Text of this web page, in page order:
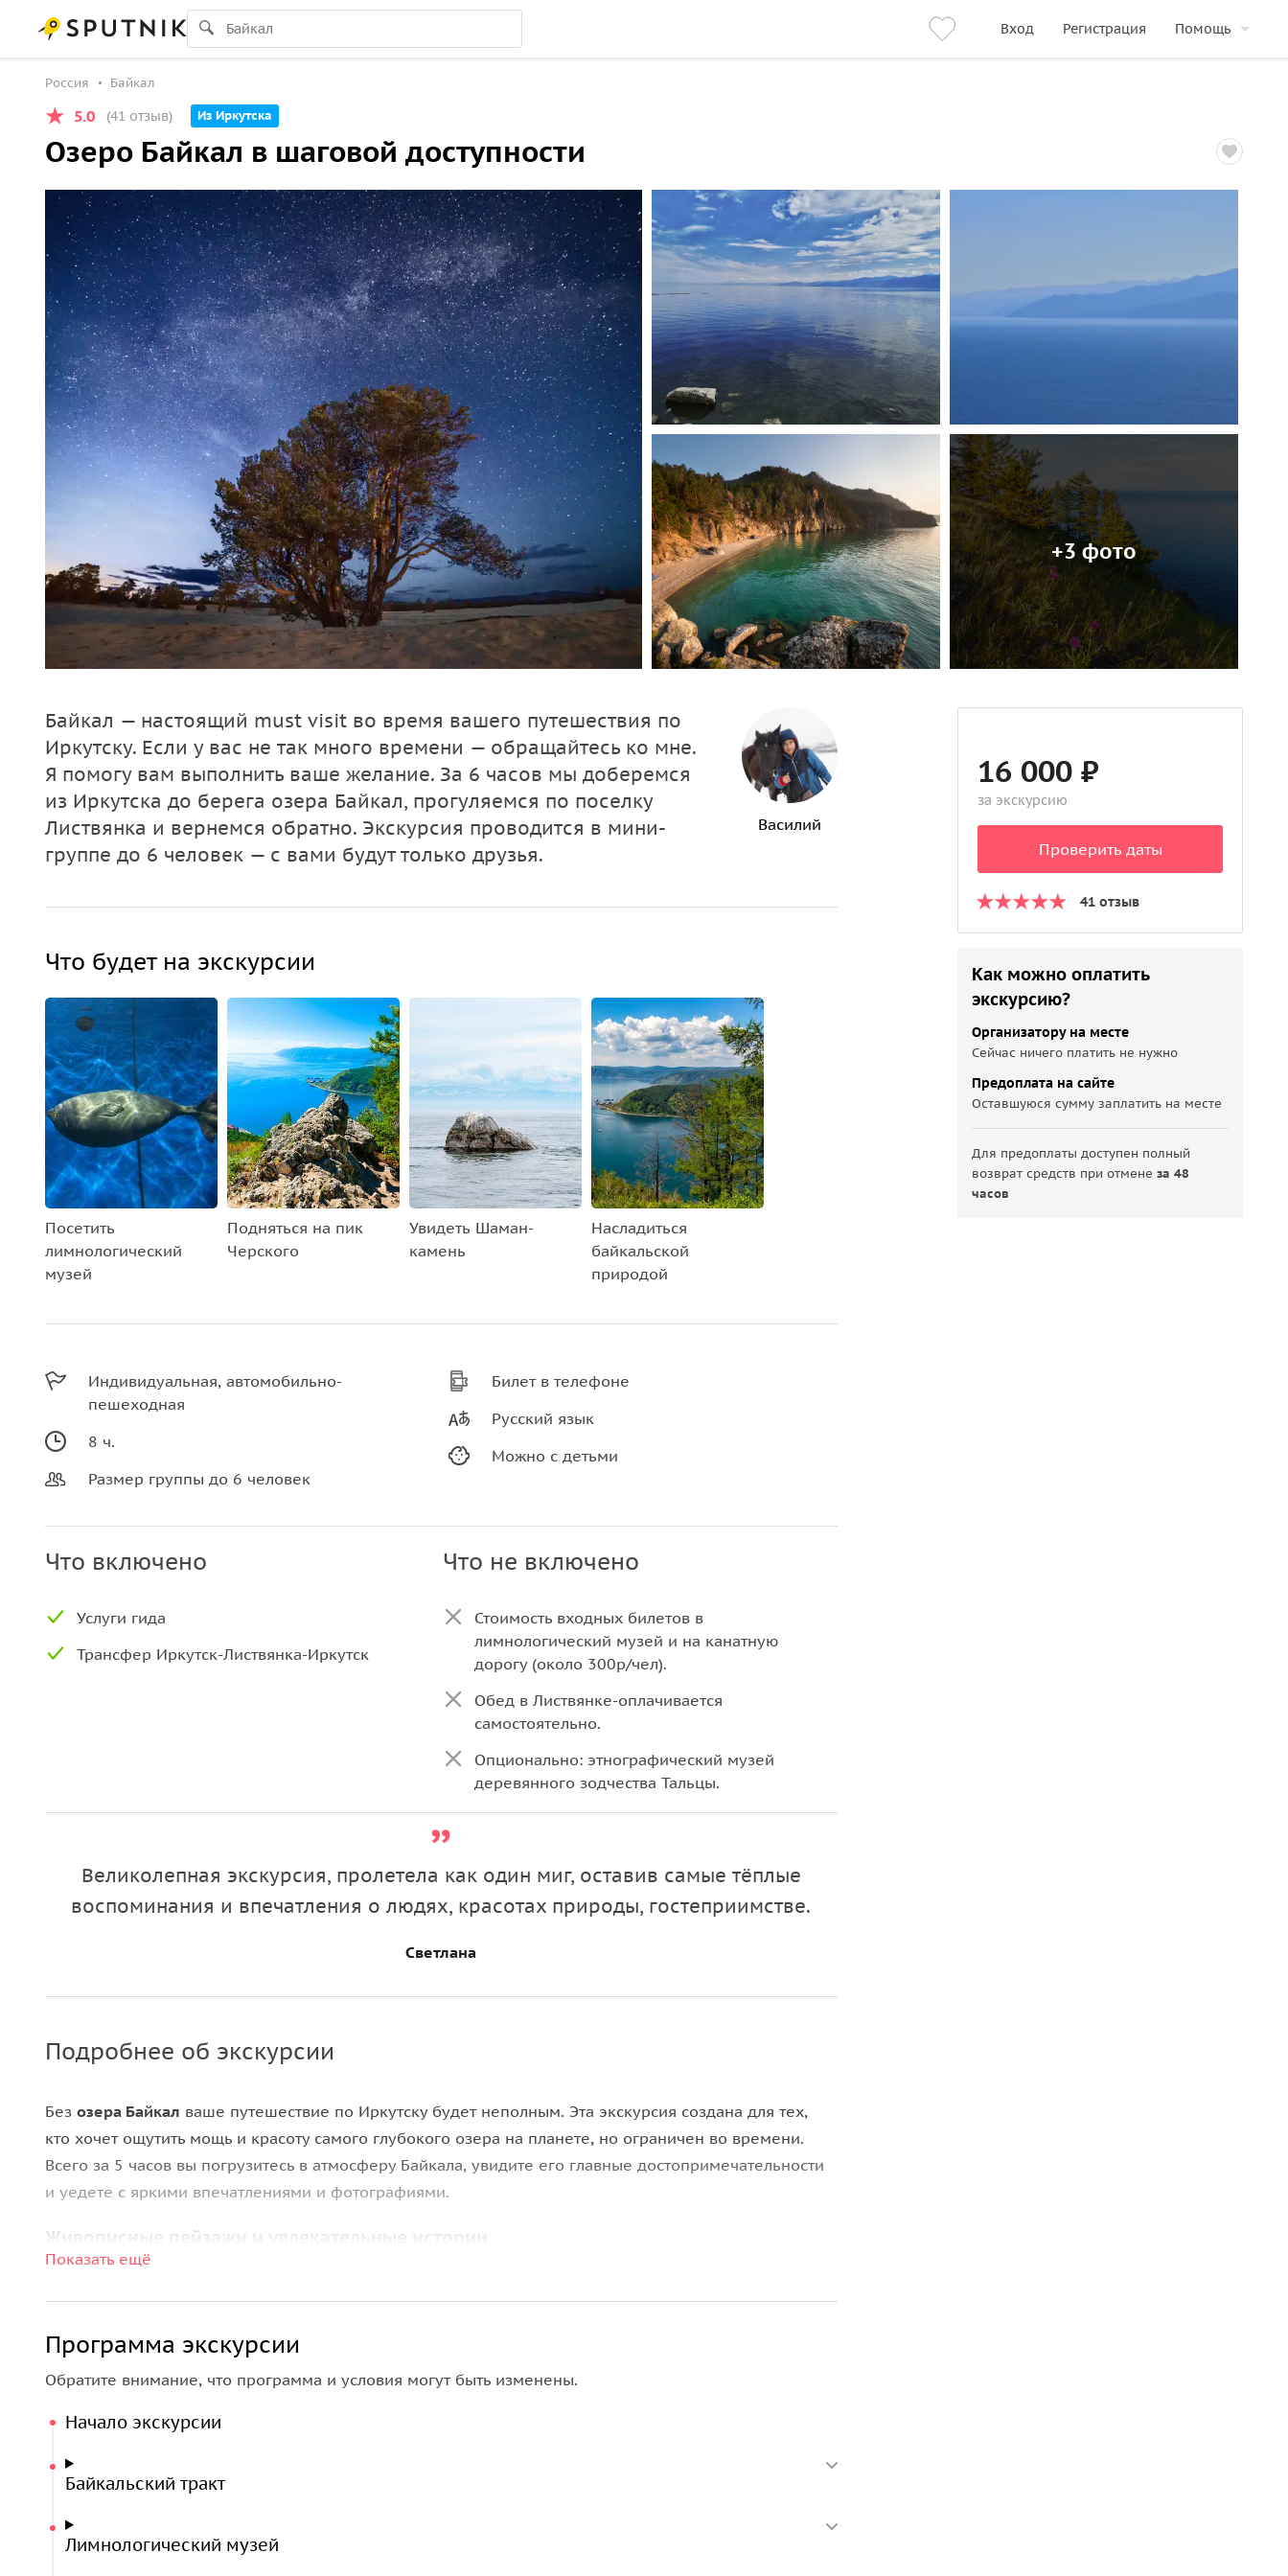
Вход Регистрация Помощь
Россия Байкал
5.0 (41 отзыв) Из Иркутска
Озеро Байкал в шаговой доступности
+3 фото
Байкал — настоящий must visit во время вашего путешествия по
Иркутску. Если у вас не так много времени — обращайтесь ко мне.
Я помогу вам выполнить ваше желание. За 6 часов мы доберемся
из Иркутска до берега озера Байкал, прогуляемся по поселку
Листвянка и вернемся обратно. Экскурсия проводится в мини-
группе до 6 человек — с вами будут только друзья.
Василий
Что будет на экскурсии
Посетить
лимнологический
музей
Подняться на пик
Черского
Увидеть Шаман-
камень
Насладиться
байкальской
природой
Индивидуальная, автомобильно-
пешеходная
8 ч.
Размер группы до 6 человек
Билет в телефоне
Русский язык
Можно с детьми
Что включено
Услуги гида
Трансфер Иркутск-Листвянка-Иркутск
Что не включено
Стоимость входных билетов в
лимнологический музей и на канатную
дорогу (около 300р/чел).
Обед в Листвянке-оплачивается
самостоятельно.
Опционально: этнографический музей
деревянного зодчества Тальцы.
Великолепная экскурсия, пролетела как один миг, оставив самые тёплые
воспоминания и впечатления о людях, красотах природы, гостеприимстве.
Светлана
Подробнее об экскурсии
Без озера Байкал ваше путешествие по Иркутску будет неполным. Эта экскурсия создана для тех,
кто хочет ощутить мощь и красоту самого глубокого озера на планете, но ограничен во времени.
Всего за 5 часов вы погрузитесь в атмосферу Байкала, увидите его главные достопримечательности
и уедете с яркими впечатлениями и фотографиями.
Живописные пейзажи и увлекательные истории
ждут захватывающие виды сибирской тайги, холмов и речных долин. В пути я расскажу вам о
легендах Прибайкалья, местных традициях и удивительной природе этого края. Вы узнаете, почему
Байкал называют «священным морем», какие тайны хранят его воды и как шаманизм связан с этими
местами.
Листвянка: встреча с Байкалом
Первая остановка —Байкальский лимнологический музей
больше нигде не встретишь.
Показать ещё
Программа экскурсии
Обратите внимание, что программа и условия могут быть изменены.
Начало экскурсии
Байкальский тракт
Лимнологический музей
16 000 ₽
за экскурсию
Проверить даты
41 отзыв
Как можно оплатить
экскурсию?
Организатору на месте
Сейчас ничего платить не нужно
Предоплата на сайте
Оставшуюся сумму заплатить на месте
Для предоплаты доступен полный
возврат средств при отменеза 48
часов